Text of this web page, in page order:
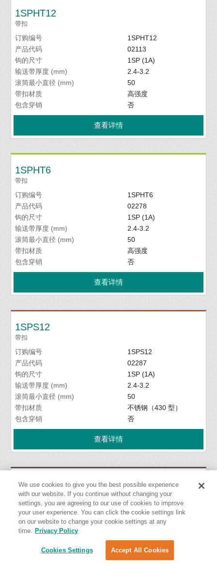
1SPHT12
带扣
订购编号
1SPHT12
产品代码
02113
钩的尺寸
1SP (1A)
输送带厚度 (mm)
2.4-3.2
滚筒最小直径 (mm)
50
带扣材质
高强度
包含穿销
否
查看详情
1SPHT6
带扣
订购编号
1SPHT6
产品代码
02278
钩的尺寸
1SP (1A)
输送带厚度 (mm)
2.4-3.2
滚筒最小直径 (mm)
50
带扣材质
高强度
包含穿销
否
查看详情
1SPS12
带扣
订购编号
1SPS12
产品代码
02287
钩的尺寸
1SP (1A)
输送带厚度 (mm)
2.4-3.2
滚筒最小直径 (mm)
50
带扣材质
不锈钢（430 型）
包含穿销
否
查看详情
1SPS12NYS
带扣
订购编号
1SPS12NYS
产品代码
02289
钩的尺寸
2.4-3.2
滚筒最小直径 (mm)
50
We use cookies to give you the best possible experience
with our website. If you continue without changing your
settings, you are agreeing to our use of cookies to improve
your user experience. You can click the cookie settings link
on our website to change your cookie settings at any
time. Privacy Policy
Cookies Settings Accept All Cookies